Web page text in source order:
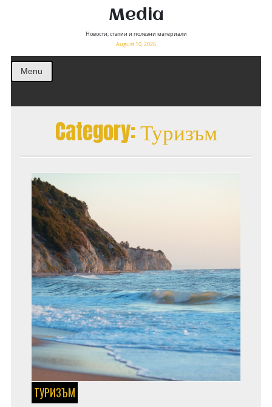
Media
Новости, статии и полезни материали
August 10, 2026
Menu
Category:Туризъм
ТУРИЗЪМ